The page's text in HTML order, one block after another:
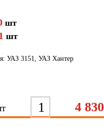
шт
шт
УАЗ 3151, УАЗ Хантер
1 3 4
4 830